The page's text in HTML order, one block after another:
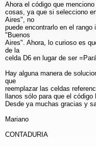
Ahora el código que
cosas, ya que si selecciono
Aires", no
puede encontrarlo en el
"Buenos
Aires". Ahora, lo curioso es
de la
celda D6 en lugar de ser
Hay alguna manera de
que
reemplazar las celdas
llanos sólo para que el
Desde ya muchas gracias y
Mariano
CONTADURIA